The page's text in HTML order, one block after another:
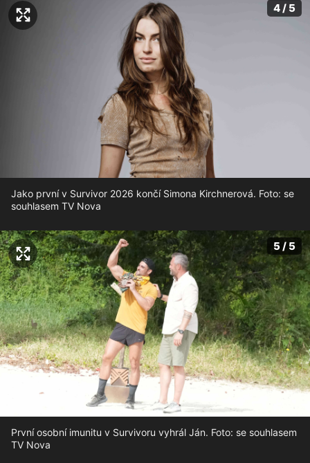
4 / 5
Jako první v Survivor 2026 končí Simona Kirchnerová. Foto: se
souhlasem TV Nova
5 / 5
První osobní imunitu v Survivoru vyhrál Ján. Foto: se souhlasem
TV Nova